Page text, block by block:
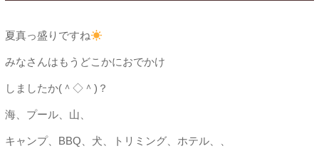
夏真っ盛りですね
みなさんはもうどこかにおでかけ
しましたか(＾◇＾)？
海、プール、山、
キャンプ、BBQ、犬、トリミング、ホテル、、